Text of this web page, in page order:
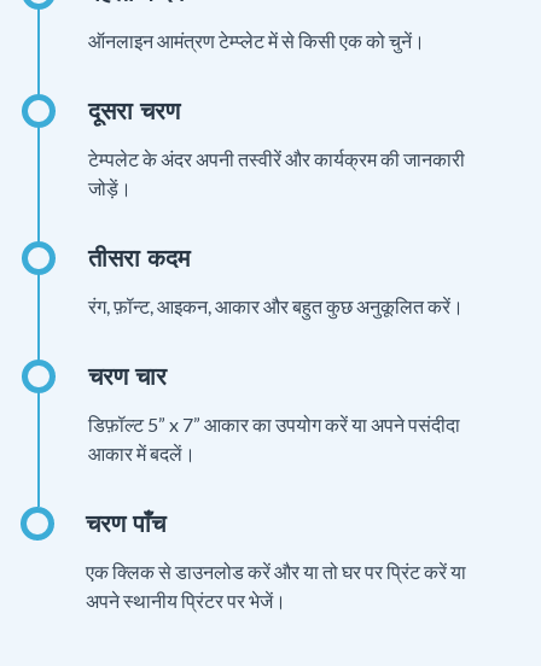
ऑनलाइन आमंत्रण टेम्प्लेट में से किसी एक को चुनें।
टेम्पलेट के अंदर अपनी तस्वीरें और कार्यक्रम की जानकारी
जोड़ें।
रंग, फ़ॉन्ट, आइकन, आकार और बहुत कुछ अनुकूलित करें।
डिफ़ॉल्ट 5” x 7” आकार का उपयोग करें या अपने पसंदीदा
आकार में बदलें।
एक क्लिक से डाउनलोड करें और या तो घर पर प्रिंट करें या
अपने स्थानीय प्रिंटर पर भेजें।